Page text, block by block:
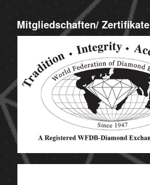
Mitgliedschaften/ Zertifikate